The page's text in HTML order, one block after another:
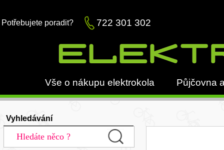
Potřebujete poradit? 722 301 302
Vše o nákupu elektrokola Půjčovna
Vyhledávání